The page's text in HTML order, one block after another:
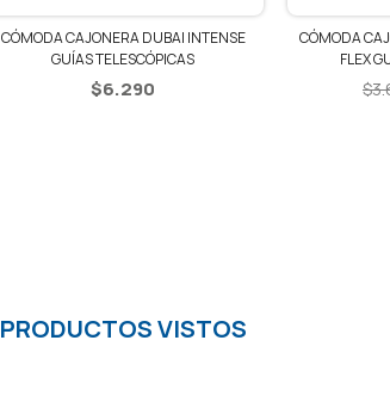
CÓMODA CAJONERA DUBAI INTENSE
GUÍAS TELESCÓPICAS
$6.290
CÓMODA
FLEX
$
PRODUCTOS VISTOS